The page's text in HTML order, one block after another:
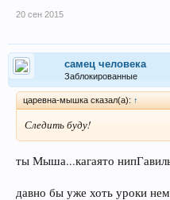
20 сен 2015
самец человека
Заблокированные
царевна-мышка сказал(а): ↑
Следить буду!
ты Мыша...кагаято
давно бы уже хоть уроки